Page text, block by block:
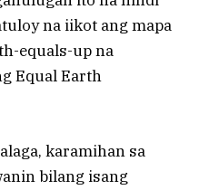
na iikot ang mapa
equals-up na
Equal Earth
karamihan sa
bilang isang